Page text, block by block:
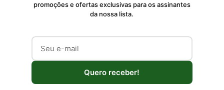
promoções e ofertas exclusivas para os assinantes
da nossa lista.
Quero receber!